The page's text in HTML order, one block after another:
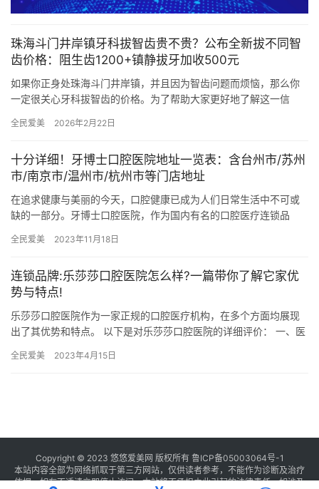
珠海斗门井岸镇牙科拔智齿贵不贵？公布全新拔不同智
齿价格：阻生齿1200+镇静拔牙加收500元
如果你正身处珠海斗门井岸镇，并且因为智齿问题而烦恼，那么你
一定很关心牙科拔智齿的价格。为了帮助大家更好地了解这一信
格，让你…
全民爱美 2026年2月22日
十分详细！牙博士口腔医院地址一览表：含台州市/苏州
市/南京市/温州市/杭州市等门店地址
在追求健康与美丽的今天，口腔健康已成为人们日常生活中不可或
缺的一部分。牙博士口腔医院，作为国内有名的口腔医疗连锁品
境，赢得…
全民爱美 2023年11月18日
连锁品牌:乐莎莎口腔医院怎么样?一篇带你了解它家优
势与特点!
乐莎莎口腔医院作为一家正规的口腔医疗机构，在多个方面均展现
出了其优势和特点。 以下是对乐莎莎口腔医院的详细评价： 一、医
准…
全民爱美 2023年4月15日
Copyright © 2023 悠悠爱美网 版权所有 鲁ICP备05003064号-1
本站内容全部为网络抓取于第三方网站，仅供读者参考，不能作为诊断及治疗
依据，如有不适请立即停止访问，本站将不承担由此引起的法律责任。如涉及